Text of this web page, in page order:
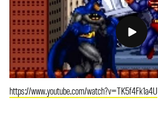
https://www.youtube.com/watch?v=TK5f4Fk1a4U